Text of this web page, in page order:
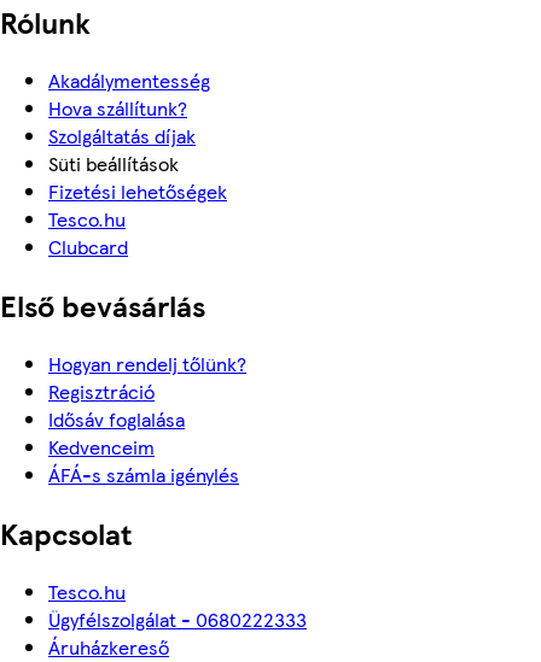
Rólunk
Akadálymentesség
Hova szállítunk?
Szolgáltatás díjak
Süti beállítások
Fizetési lehetőségek
Tesco.hu
Clubcard
Első bevásárlás
Hogyan rendelj tőlünk?
Regisztráció
Idősáv foglalása
Kedvenceim
ÁFÁ-s számla igénylés
Kapcsolat
Tesco.hu
Ügyfélszolgálat - 0680222333
Áruházkereső